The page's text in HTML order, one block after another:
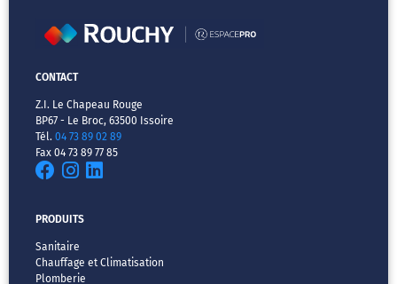
CONTACT
Z.I. Le Chapeau Rouge
BP67 - Le Broc, 63500 Issoire
Tél. 04 73 89 02 89
Fax 04 73 89 77 85
PRODUITS
Sanitaire
Chauffage et Climatisation
Plomberie